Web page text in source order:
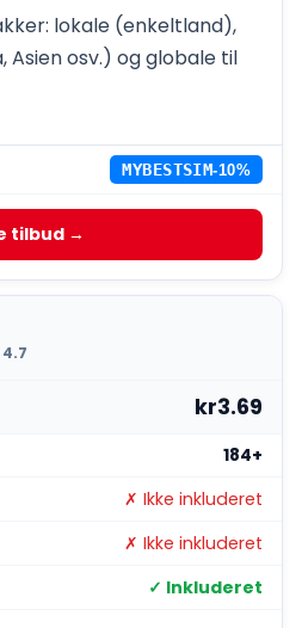
lokale (enkeltland),
Asien osv.) og globale til
MYBESTSIM-10%
tilbud →
4.7
kr3.69
184+
✗ Ikke inkluderet
✗ Ikke inkluderet
✓ Inkluderet